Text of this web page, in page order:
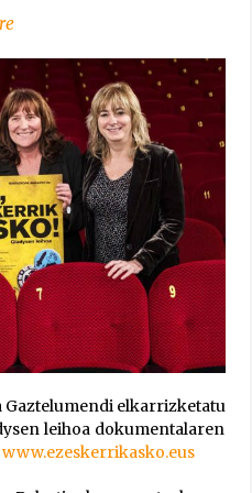
Iurretan Arrosa sarearen
Arrosaren 20 urteez
Gaztelumendi elkarrizketatu
leihoa dokumentalaren
www.ezeskerrikasko.eus